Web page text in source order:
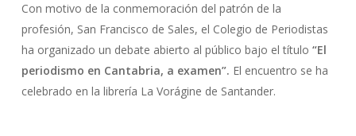
Con motivo de la conmemoración del patrón de la
profesión, San Francisco de Sales, el Colegio de Periodistas
ha organizado un debate abierto al público bajo el título “El
periodismo en Cantabria, a examen”. El encuentro se ha
celebrado en la librería La Vorágine de Santander.